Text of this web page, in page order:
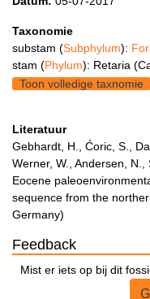
Taxonomie
substam (Subphylum):
stam (Phylum): Retaria
Toon volledige taxnomie
Literatuur
Gebhardt, H., Ćoric, S.,
Werner, W., Andersen,
Eocene
sequence from the
Germany)
Feedback
Mist er iets op bij dit